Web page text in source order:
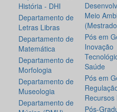
História - DHI
Departamento de
Letras Libras
Departamento de
Matemática
Departamento de
Morfologia
Departamento de
Museologia
Departamento de
Meio
Pós em
Inovação
Saúde
Pós em
Pós-